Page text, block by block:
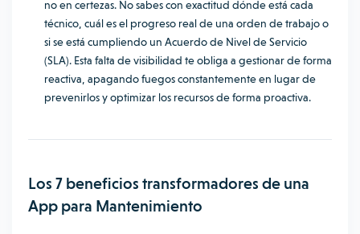
no en certezas. No sabes con exactitud dónde está cada
técnico, cuál es el progreso real de una orden de trabajo o
si se está cumpliendo un Acuerdo de Nivel de Servicio
(SLA). Esta falta de visibilidad te obliga a gestionar de forma
reactiva, apagando fuegos constantemente en lugar de
prevenirlos y optimizar los recursos de forma proactiva.
Los 7 beneficios transformadores de una
App para Mantenimiento